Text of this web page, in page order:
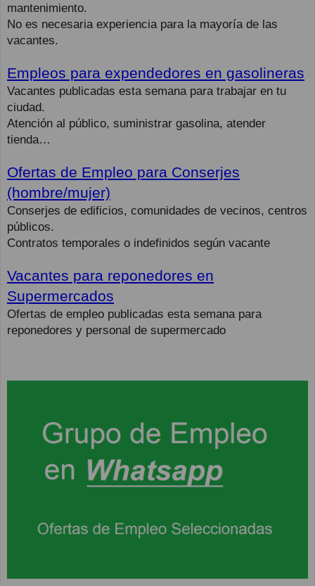
mantenimiento.
No es necesaria experiencia para la mayoría de las
vacantes.
Empleos para expendedores en gasolineras
Vacantes publicadas esta semana para trabajar en tu
ciudad.
Atención al público, suministrar gasolina, atender
tienda…
Ofertas de Empleo para Conserjes
(hombre/mujer)
Conserjes de edificios, comunidades de vecinos, centros
públicos.
Contratos temporales o indefinidos según vacante
Vacantes para reponedores en
Supermercados
Ofertas de empleo publicadas esta semana para
reponedores y personal de supermercado